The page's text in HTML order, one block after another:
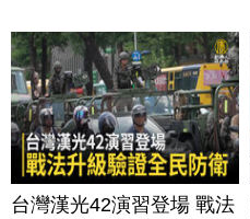
台灣漢光42演習登場 戰法